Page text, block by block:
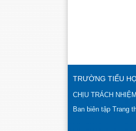
TRƯỜNG TIỂU
CHỊU TRÁCH
Ban biên tập Trang